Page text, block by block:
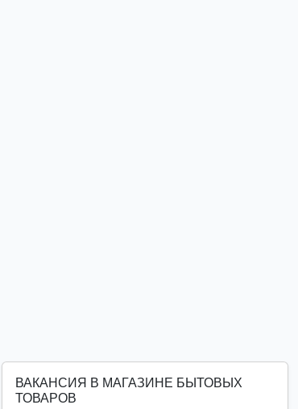
ВАКАНСИЯ В МАГАЗИНЕ БЫТОВЫХ
ТОВАРОВ